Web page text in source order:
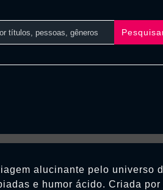
alucinante pelo universo
e humor ácido. Criada